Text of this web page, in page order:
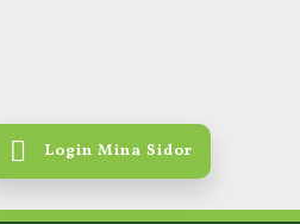
Login Mina Sidor